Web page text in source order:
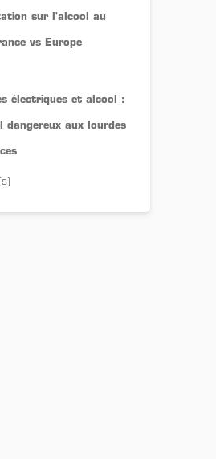
sur l'alcool au
vs Europe
électriques et alcool :
dangereux aux lourdes